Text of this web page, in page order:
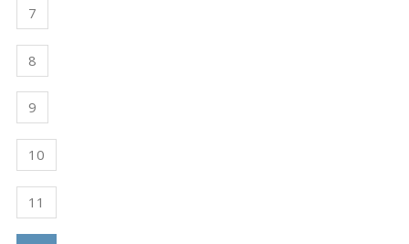
7
8
9
10
11